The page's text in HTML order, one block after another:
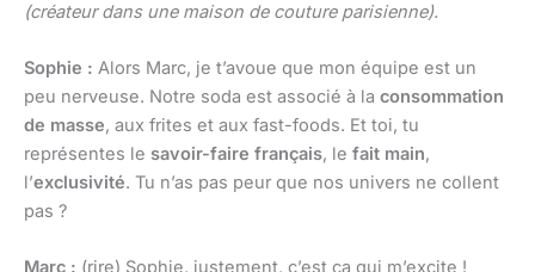
(créateur dans une maison de couture parisienne).
Sophie : Alors Marc, je t’avoue que mon équipe est un
peu nerveuse. Notre soda est associé à la consommation
de masse, aux frites et aux fast-foods. Et toi, tu
représentes le savoir-faire français, le fait main,
l’exclusivité. Tu n’as pas peur que nos univers ne collent
pas ?
Marc : (rire) Sophie, justement, c’est ça qui m’excite !